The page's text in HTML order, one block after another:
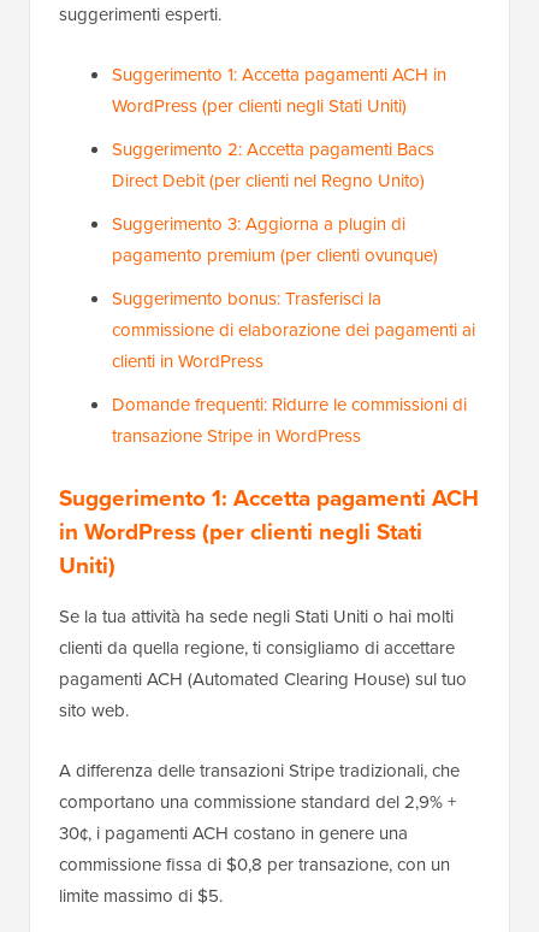
suggerimenti esperti.
Suggerimento 1: Accetta pagamenti ACH in
WordPress (per clienti negli Stati Uniti)
Suggerimento 2: Accetta pagamenti Bacs
Direct Debit (per clienti nel Regno Unito)
Suggerimento 3: Aggiorna a plugin di
pagamento premium (per clienti ovunque)
Suggerimento bonus: Trasferisci la
commissione di elaborazione dei pagamenti ai
clienti in WordPress
Domande frequenti: Ridurre le commissioni di
transazione Stripe in WordPress
Suggerimento 1: Accetta pagamenti ACH
in WordPress (per clienti negli Stati
Uniti)
Se la tua attività ha sede negli Stati Uniti o hai molti
clienti da quella regione, ti consigliamo di accettare
pagamenti ACH (Automated Clearing House) sul tuo
sito web.
A differenza delle transazioni Stripe tradizionali, che
comportano una commissione standard del 2,9% +
30¢, i pagamenti ACH costano in genere una
commissione fissa di $0,8 per transazione, con un
limite massimo di $5.